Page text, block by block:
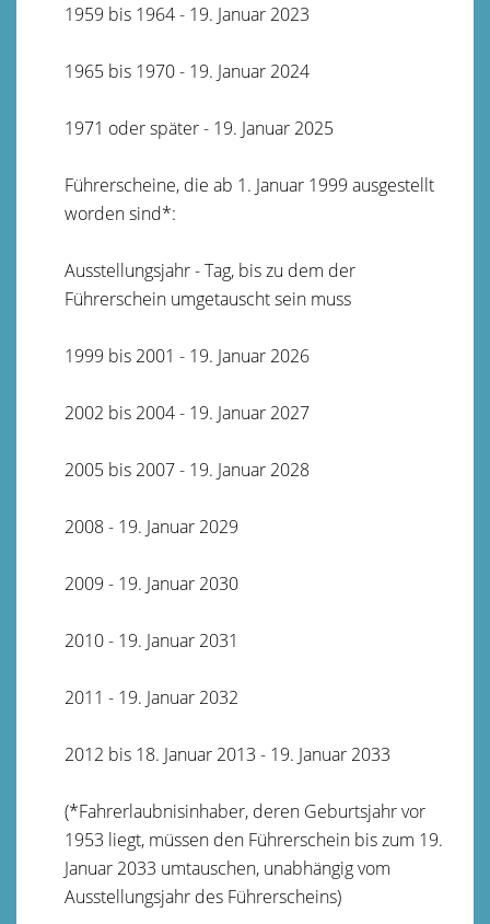
1959 bis 1964 - 19. Januar 2023
1965 bis 1970 - 19. Januar 2024
1971 oder später - 19. Januar 2025
Führerscheine, die ab 1. Januar 1999 ausgestellt
worden sind*:
Ausstellungsjahr - Tag, bis zu dem der
Führerschein umgetauscht sein muss
1999 bis 2001 - 19. Januar 2026
2002 bis 2004 - 19. Januar 2027
2005 bis 2007 - 19. Januar 2028
2008 - 19. Januar 2029
2009 - 19. Januar 2030
2010 - 19. Januar 2031
2011 - 19. Januar 2032
2012 bis 18. Januar 2013 - 19. Januar 2033
(*Fahrerlaubnisinhaber, deren Geburtsjahr vor
1953 liegt, müssen den Führerschein bis zum 19.
Januar 2033 umtauschen, unabhängig vom
Ausstellungsjahr des Führerscheins)